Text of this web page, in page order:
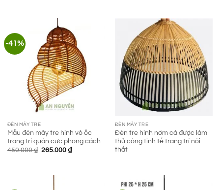
-41%
ĐÈN MÂY TRE
Mẫu đèn mây tre hình vỏ ốc
trang trí quán cực phong cách
450.000₫ Giá
265.000 ₫Giá
ĐÈN MÂY TRE
Đèn tre hình nơm cá được làm
thủ công tinh tế trang trí nội
thất